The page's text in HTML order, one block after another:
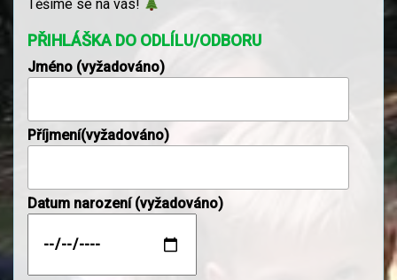
Těšíme se na vás!
PŘIHLÁŠKA DO ODLÍLU/ODBORU
Jméno (vyžadováno)
Příjmení(vyžadováno)
Datum narození (vyžadováno)